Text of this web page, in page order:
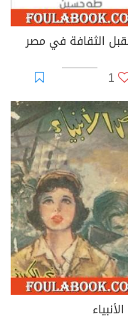
الثقافة في مصر
1